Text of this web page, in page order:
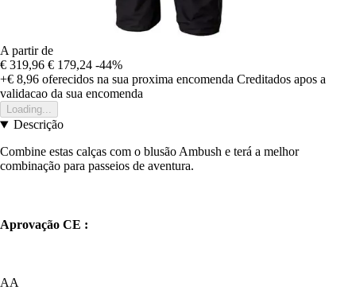
A partir de
€ 319,96 € 179,24 -44%
+€ 8,96 oferecidos na sua proxima encomenda Creditados apos a
validacao da sua encomenda
Loading...
Descrição
Combine estas calças com o blusão Ambush e terá a melhor
combinação para passeios de aventura.
Aprovação CE :
AA